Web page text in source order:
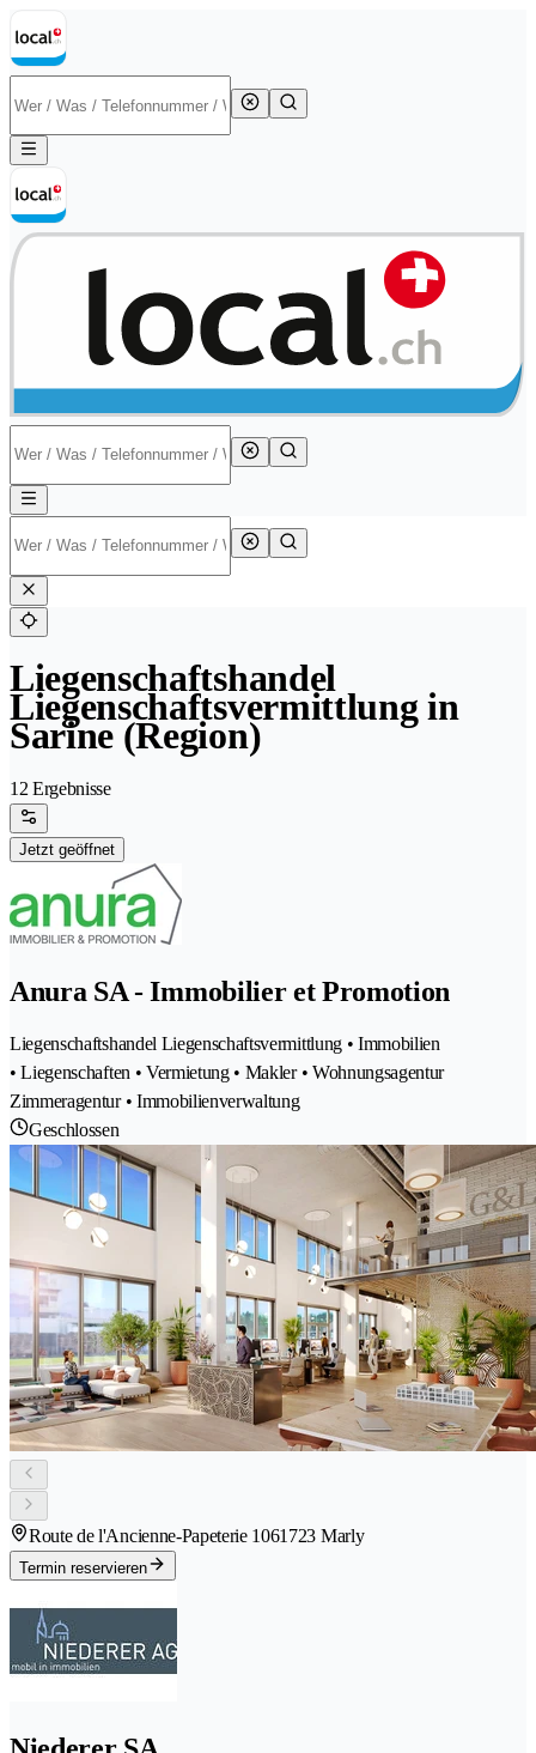
Liegenschaftshandel
Liegenschaftsvermittlung in
Sarine (Region)
12 Ergebnisse
Jetzt geöffnet
Anura SA - Immobilier et Promotion
Liegenschaftshandel Liegenschaftsvermittlung • Immobilien
• Liegenschaften • Vermietung • Makler • Wohnungsagentur
Zimmeragentur • Immobilienverwaltung
Geschlossen
Route de l'Ancienne-Papeterie 1061723 Marly
Termin reservieren